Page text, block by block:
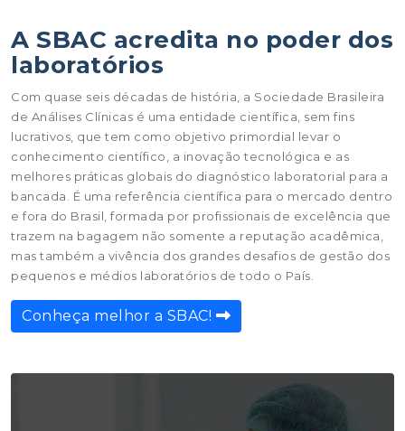
A SBAC acredita no poder dos
laboratórios
Com quase seis décadas de história, a Sociedade Brasileira
de Análises Clínicas é uma entidade científica, sem fins
lucrativos, que tem como objetivo primordial levar o
conhecimento científico, a inovação tecnológica e as
melhores práticas globais do diagnóstico laboratorial para a
bancada. É uma referência científica para o mercado dentro
e fora do Brasil, formada por profissionais de excelência que
trazem na bagagem não somente a reputação acadêmica,
mas também a vivência dos grandes desafios de gestão dos
pequenos e médios laboratórios de todo o País.
Conheça melhor a SBAC!